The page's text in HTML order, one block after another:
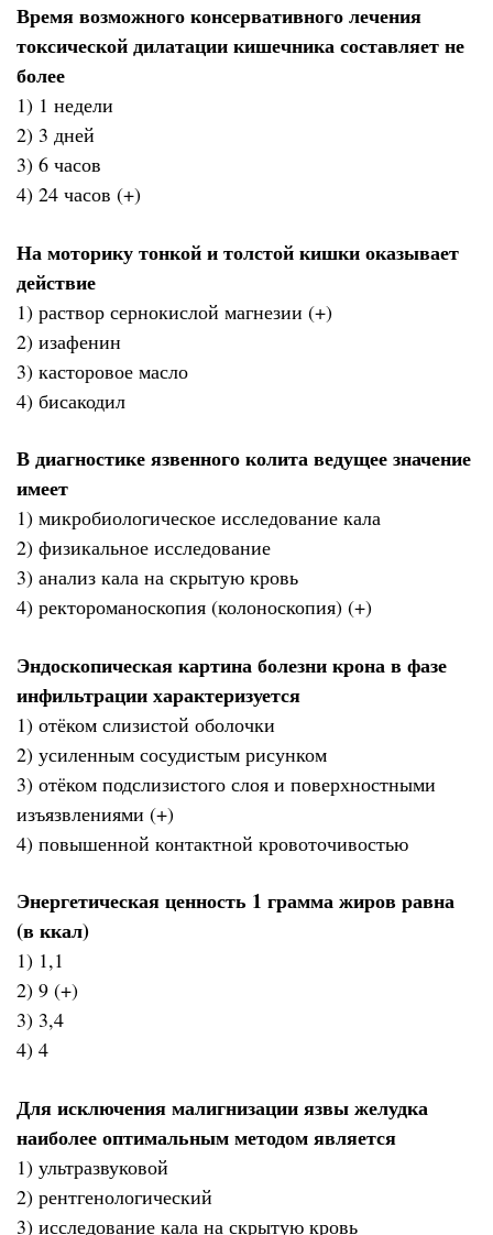
Время возможного консервативного лечения
токсической дилатации кишечника составляет не
более
1) 1 недели
2) 3 дней
3) 6 часов
4) 24 часов (+)
На моторику тонкой и толстой кишки оказывает
действие
1) раствор сернокислой магнезии (+)
2) изафенин
3) касторовое масло
4) бисакодил
В диагностике язвенного колита ведущее значение
имеет
1) микробиологическое исследование кала
2) физикальное исследование
3) анализ кала на скрытую кровь
4) ректороманоскопия (колоноскопия) (+)
Эндоскопическая картина болезни крона в фазе
инфильтрации характеризуется
1) отёком слизистой оболочки
2) усиленным сосудистым рисунком
3) отёком подслизистого слоя и поверхностными
изъязвлениями (+)
4) повышенной контактной кровоточивостью
Энергетическая ценность 1 грамма жиров равна
(в ккал)
1) 1,1
2) 9 (+)
3) 3,4
4) 4
Для исключения малигнизации язвы желудка
наиболее оптимальным методом является
1) ультразвуковой
2) рентгенологический
3) исследование кала на скрытую кровь